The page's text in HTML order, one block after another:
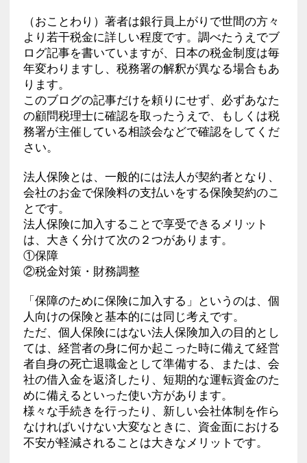
（おことわり）著者は銀行員上がりで世間の方々
より若干税金に詳しい程度です。調べたうえでブ
ログ記事を書いていますが、日本の税金制度は毎
年変わりますし、税務署の解釈が異なる場合もあ
ります。
このブログの記事だけを頼りにせず、必ずあなた
の顧問税理士に確認を取ったうえで、もしくは税
務署が主催している相談会などで確認をしてくだ
さい。
法人保険とは、一般的には法人が契約者となり、
会社のお金で保険料の支払いをする保険契約のこ
とです。
法人保険に加入することで享受できるメリット
は、大きく分けて次の２つがあります。
①保障
②税金対策・財務調整
「保障のために保険に加入する」というのは、個
人向けの保険と基本的には同じ考えです。
ただ、個人保険にはない法人保険加入の目的とし
ては、経営者の身に何か起こった時に備えて経営
者自身の死亡退職金として準備する、または、会
社の借入金を返済したり、短期的な運転資金のた
めに備えるといった使い方があります。
様々な手続きを行ったり、新しい会社体制を作ら
なければいけない大変なときに、資金面における
不安が軽減されることは大きなメリットです。